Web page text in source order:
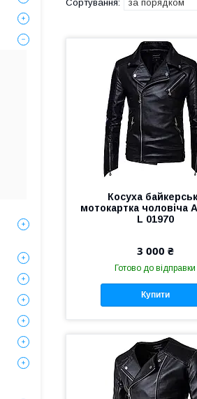
Косуха
мотокартка чоловіча
L 01970
3 000 ₴
Готово до відправки
Купити